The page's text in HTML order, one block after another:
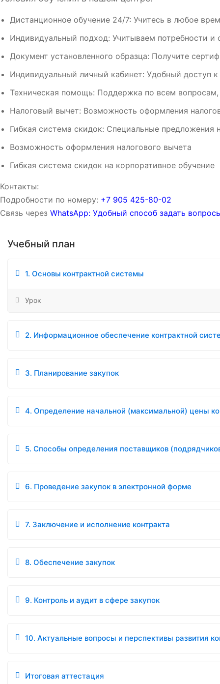
Дистанционное обучение 24/7: Учитесь в любое
Индивидуальный подход: Учитываем потребности и
Документ установленного образца: Получите
Индивидуальный личный кабинет: Удобный доступ
Техническая помощь: Поддержка по всем
Налоговый вычет: Возможность оформления
Гибкая система скидок: Специальные предложения
Возможность оформления налогового вычета
Гибкая система скидок на корпоративное обучение
Контакты:
Подробности по номеру: ‪‪+7 905 425-80-02‬‬
Связь через WhatsApp: Удобный способ задать
Учебный план
1. Основы контрактной системы
Урок
2. Информационное обеспечение контрактной
3. Планирование закупок
4. Определение начальной (максимальной) цены
5. Способы определения поставщиков
6. Проведение закупок в электронной форме
7. Заключение и исполнение контракта
8. Обеспечение закупок
9. Контроль и аудит в сфере закупок
10. Актуальные вопросы и перспективы развития
Итоговая аттестация